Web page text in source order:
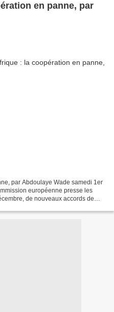
en panne, par
par Abdoulaye Wade samedi 1er
européenne presse les
de nouveaux accords de